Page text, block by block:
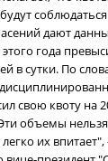
дают
года
в сутки. По
свою квоту на
объемы
их впитает",